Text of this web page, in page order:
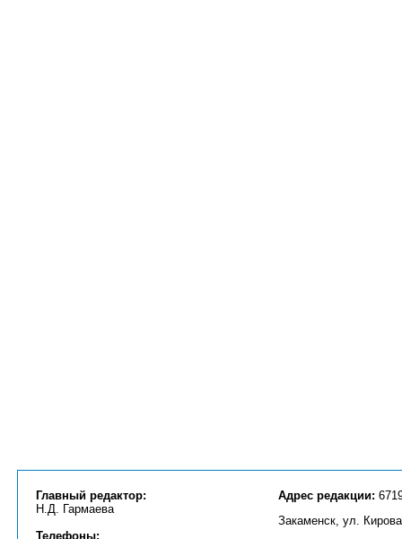
Главный редактор:
Н.Д. Гармаева
Телефоны:
Адрес редакции:
Закаменск, ул.